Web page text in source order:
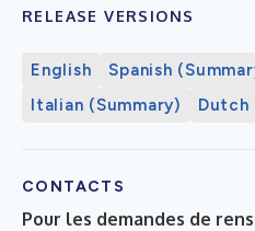
RELEASE VERSIONS
English Spanish
Italian (Summary)
Dutch
CONTACTS
Pour les demandes de